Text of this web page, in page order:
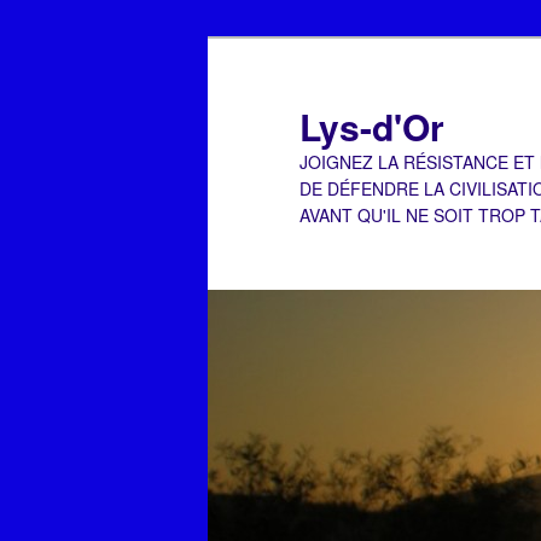
Lys-d'Or
JOIGNEZ LA RÉSISTANCE
DE DÉFENDRE LA
AVANT QU'IL NE SOIT TROP